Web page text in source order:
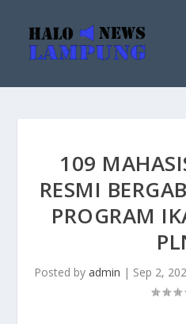
109
RESMI
PROGRAM
Posted by admin | Sep 2,